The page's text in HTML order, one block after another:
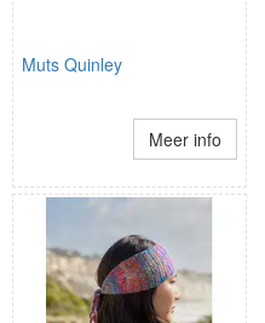
Muts Quinley
Meer info